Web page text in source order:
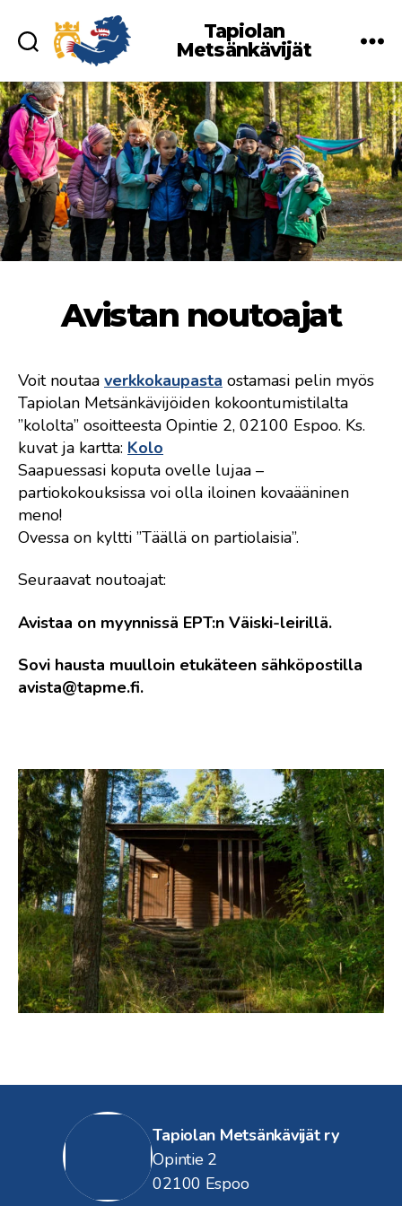
Tapiolan
Metsänkävijät
Avistan noutoajat
Voit noutaa verkkokaupasta ostamasi pelin myös
Tapiolan Metsänkävijöiden kokoontumistilalta
”kololta” osoitteesta Opintie 2, 02100 Espoo. Ks.
kuvat ja kartta: Kolo
Saapuessasi koputa ovelle lujaa –
partiokokouksissa voi olla iloinen kovaääninen
meno!
Ovessa on kyltti ”Täällä on partiolaisia”.
Seuraavat noutoajat:
Avistaa on myynnissä EPT:n Väiski-leirillä.
Sovi hausta muulloin etukäteen sähköpostilla
avista@tapme.fi.
Tapiolan Metsänkävijät ry
Opintie 2
02100 Espoo